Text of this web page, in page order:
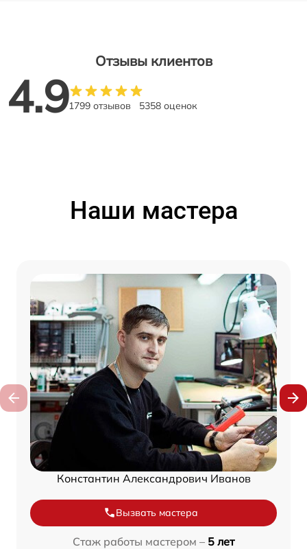
Отзывы клиентов
4.91799 отзывов 5358 оценок
Наши мастера
Константин Александрович Иванов
Вызвать мастера
Стаж работы мастером – 5 лет